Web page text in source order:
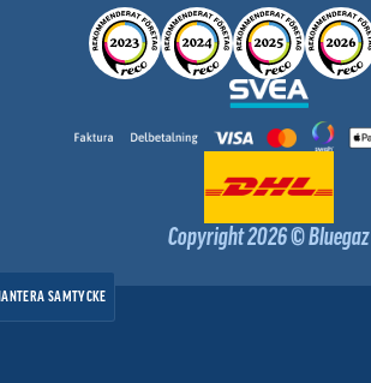
Copyright 2026 © Bluegaz
SAMTYCKE